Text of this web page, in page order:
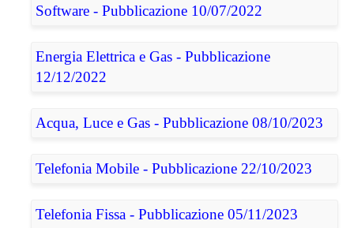
Software - Pubblicazione 10/07/2022
Energia Elettrica e Gas - Pubblicazione
12/12/2022
Acqua, Luce e Gas - Pubblicazione 08/10/2023
Telefonia Mobile - Pubblicazione 22/10/2023
Telefonia Fissa - Pubblicazione 05/11/2023